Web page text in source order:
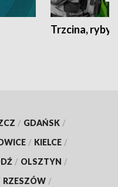
Trzcina, ryby
/ GDAŃSK /
/ KIELCE /
/ OLSZTYN /
RZESZÓW /